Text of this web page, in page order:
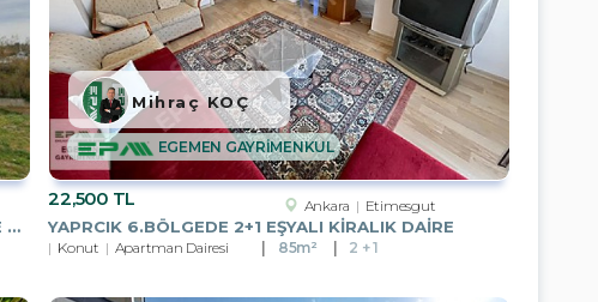
DARICANIN DEĞER KAZANAN NOKTASI PIRI REISTE 6.167.82 M2 PARSEL
22,500 TL Ankara Etimesgut
YAPRCIK 6.BÖLGEDE 2+1 EŞYALI KİRALIK DAİRE
Konut Apartman Dairesi 85m² 2 + 1
EGEMEN GAYRİMENKUL
Mihraç KOÇ